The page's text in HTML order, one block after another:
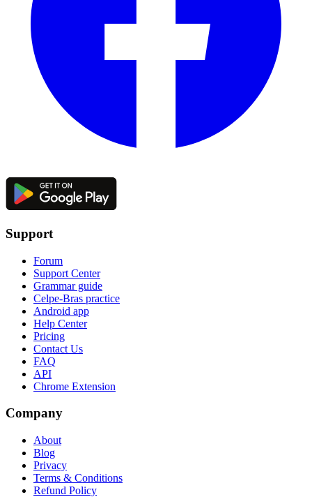
Support
Forum
Support Center
Grammar guide
Celpe-Bras practice
Android app
Help Center
Pricing
Contact Us
FAQ
API
Chrome Extension
Company
About
Blog
Privacy
Terms & Conditions
Refund Policy